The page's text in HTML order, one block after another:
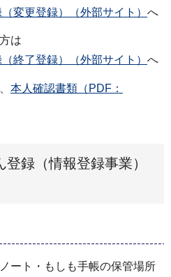
変更登録）（外部サイト） へ
は
終了登録）（外部サイト） へ
本人確認書類（PDF：
録（情報登録事業）
ート・もしも手帳の保管場所